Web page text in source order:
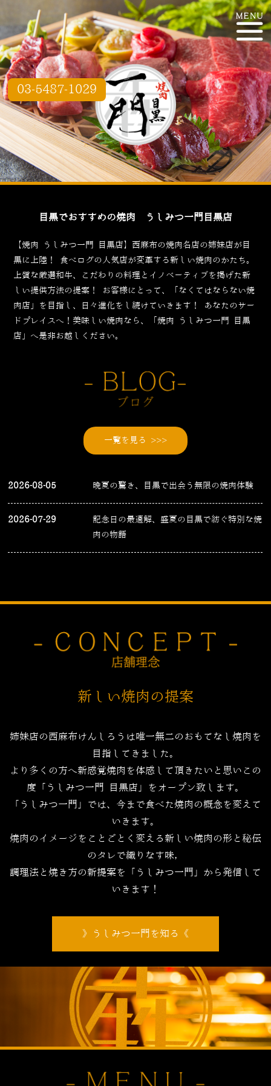
03-5487-1029
目黒でおすすめの焼肉 うしみつ一門目黒店
【焼肉 うしみつ一門 目黒店】西麻布の焼肉名店の姉妹店が目
黒に上陸！
食べログの人気店が変革する新しい焼肉のかたち。
上質な厳選和牛、こだわりの料理とイノベーティブを掲げた新
しい提供方法の提案！
お客様にとって、「なくてはならない焼
肉店」を目指し、日々進化をし続けていきます！
あなたのサー
ドプレイスへ！美味しい焼肉なら、「焼肉 うしみつ一門 目黒
店」へ是非お越しください。
一覧を見る >>>
2026-08-05 晩夏の驚き、目黒で出会う無限の焼肉体験
2026-07-29
記念日の最適解、盛夏の目黒で紡ぐ特別な焼
肉の物語
新しい焼肉の提案
姉妹店の西麻布けんしろうは唯一無二のおもてなし焼肉を
目指してきました。
より多くの方へ新感覚焼肉を体感して頂きたいと思いこの
度「うしみつ一門 目黒店」をオープン致します。
「うしみつ一門」では、今まで食べた焼肉の概念を変えて
いきます。
焼肉のイメージをことごとく変える新しい焼肉の形と秘伝
のタレで織りなす味，
調理法と焼き方の新提案を「うしみつ一門」から発信して
いきます！
うしみつ一門を知る